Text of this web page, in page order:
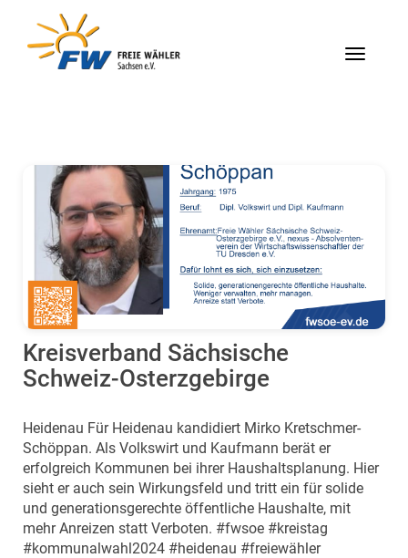
Menü
Kreisverband Sächsische
Schweiz-Osterzgebirge
Heidenau Für Heidenau kandidiert Mirko Kretschmer-
Schöppan. Als Volkswirt und Kaufmann berät er
erfolgreich Kommunen bei ihrer Haushaltsplanung. Hier
sieht er auch sein Wirkungsfeld und tritt ein für solide
und generationsgerechte öffentliche Haushalte, mit
mehr Anreizen statt Verboten. #fwsoe #kreistag
#kommunalwahl2024 #heidenau #freiewähler